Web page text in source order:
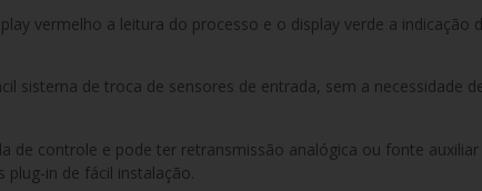
vermelho a leitura do processo e o display verde a indicação
sistema de troca de sensores de entrada, sem a necessidade
de controle e pode ter retransmissão analógica ou fonte auxiliar
in de fácil instalação.